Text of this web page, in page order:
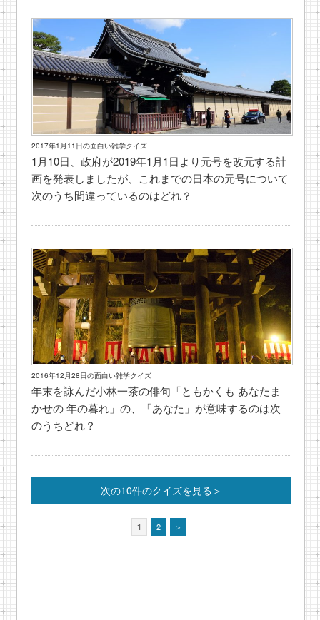
2017年1月11日の面白い雑学クイズ
1月10日、政府が2019年1月1日より元号を改元する計
画を発表しましたが、これまでの日本の元号について
次のうち間違っているのはどれ？
2016年12月28日の面白い雑学クイズ
年末を詠んだ小林一茶の俳句「ともかくも あなたま
かせの 年の暮れ」の、「あなた」が意味するのは次
のうちどれ？
次の10件のクイズを見る＞
1 2 ＞